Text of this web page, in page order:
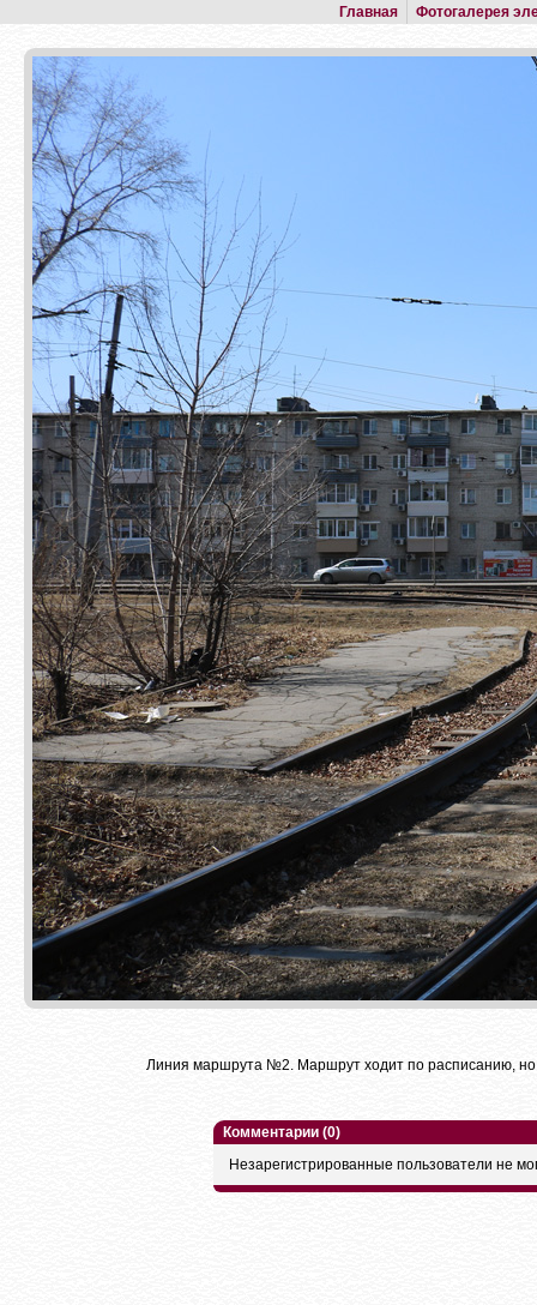
Главная Фотогалерея
Линия маршрута №2. Маршрут ходит по расписанию, но
Комментарии (0)
Незарегистрированные пользователи не